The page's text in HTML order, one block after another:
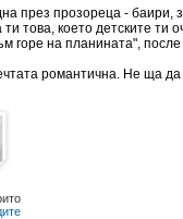
през прозореца -
това, което детските ти
горе на планината",
романтична. Не ща да